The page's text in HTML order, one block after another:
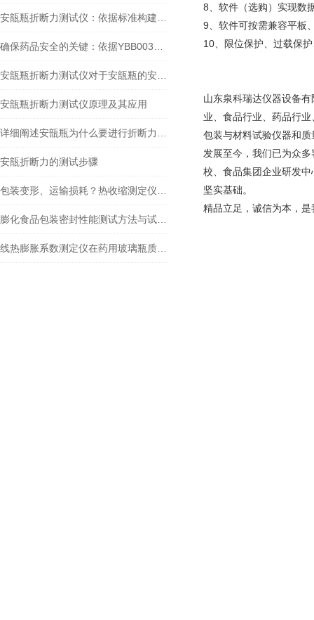
安瓿瓶折断力测试仪原理及其应用
安瓿折断力的测试步骤
8、软件（选购）实现数
9、软件可按需兼容平板
10、限位保护、过载保
山东泉科瑞达仪器设备
业、食品行业、药品行
包装与材料试验仪器和
发展至今，我们已为众
校、食品集团企业研发
坚实基础。
精品立足，诚信为本，